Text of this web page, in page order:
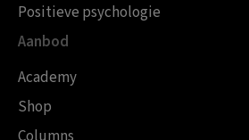
Positieve psychologie
Aanbod
Academy
Shop